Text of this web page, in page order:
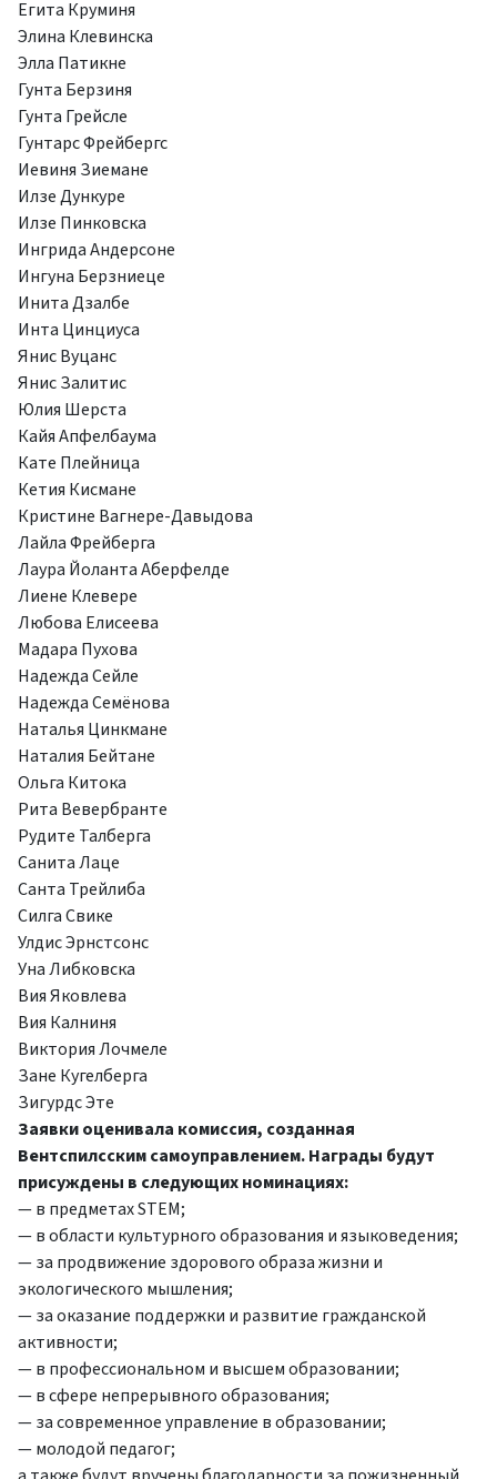
Егита Круминя
Элина Клевинска
Элла Патикне
Гунта Берзиня
Гунта Грейсле
Гунтарс Фрейбергс
Иевиня Зиемане
Илзе Дункуре
Илзе Пинковска
Ингрида Андерсоне
Ингуна Берзниеце
Инита Дзалбе
Инта Цинциуса
Янис Вуцанс
Янис Залитис
Юлия Шерста
Кайя Апфелбаума
Кате Плейница
Кетия Кисмане
Кристине Вагнере-Давыдова
Лайла Фрейберга
Лаура Йоланта Аберфелде
Лиене Клевере
Любова Елисеева
Мадара Пухова
Надежда Сейле
Надежда Семёнова
Наталья Цинкмане
Наталия Бейтане
Ольга Китока
Рита Вевербранте
Рудите Талберга
Санита Лаце
Санта Трейлиба
Силга Свике
Улдис Эрнстсонс
Уна Либковска
Вия Яковлева
Вия Калниня
Виктория Лочмеле
Зане Кугелберга
Зигурдс Эте
Заявки оценивала комиссия, созданная
Вентспилсским самоуправлением. Награды будут
присуждены в следующих номинациях:
— в предметах STEM;
— в области культурного образования и языковедения;
— за продвижение здорового образа жизни и
экологического мышления;
— за оказание поддержки и развитие гражданской
активности;
— в профессиональном и высшем образовании;
— в сфере непрерывного образования;
— за современное управление в образовании;
— молодой педагог;